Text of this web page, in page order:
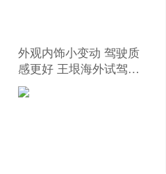
外观内饰小变动 驾驶质
感更好 王垠海外试驾奥
迪A4 Facelift